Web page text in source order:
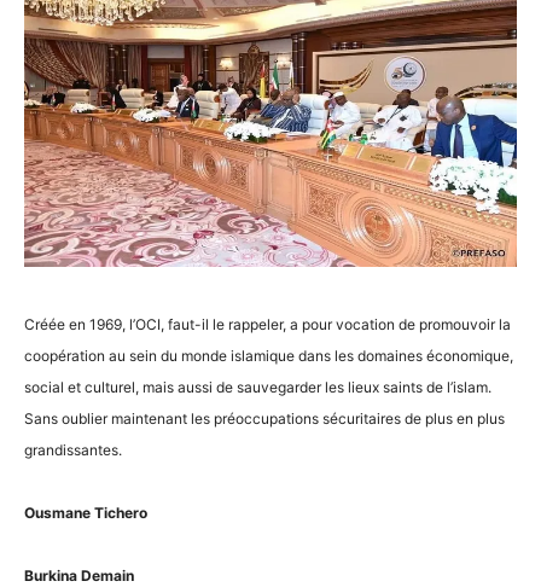
Créée en 1969, l’OCI, faut-il le rappeler, a pour vocation de promouvoir la
coopération au sein du monde islamique dans les domaines économique,
social et culturel, mais aussi de sauvegarder les lieux saints de l’islam.
Sans oublier maintenant les préoccupations sécuritaires de plus en plus
grandissantes.
Ousmane Tichero
Burkina Demain